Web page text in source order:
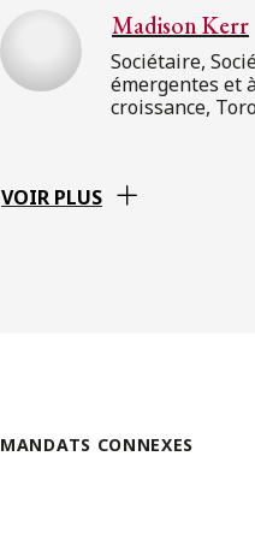
Madison Kerr
Sociétaire,
émergentes et
croissance,
VOIR PLUS
MANDATS CONNEXES